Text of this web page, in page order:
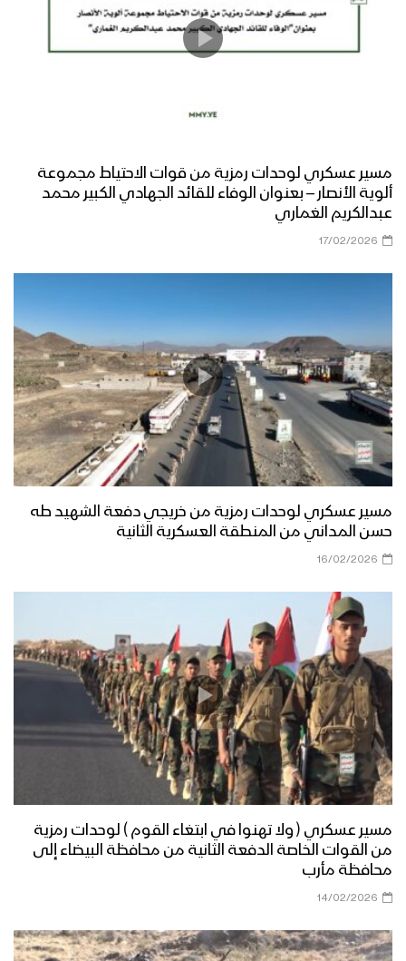
من منتسبي لواء القدس بالمنطقة
العسكرية المركزية
عسكري مهيب لوحدات رمزية من قواتها
موجز لأبرز ما جاء في العرض العسكري في
الذكرى التاسعة لثورة 21 سبتمبر
القوة الصاروخية في العرض العسكري
مناورة مولد النور العسكرية لقوات اللواء
الثامن حماية رئاسية تزامناً مع قدوم ذكرى
المولد النبوي الشريف وثورة الـ 21 من
سبتمبر
قوات الدعم والإسناد تنفذ مناورة عسكرية
بعنوان (وإن عدتم عدنا) – الجوف
مسير وعرض عسكري مهيب لوحدات من
قوات الاحتياط للمنطقة العسكرية الرابعة –
فلاشة
عرض عسكري مهيب لوحدات من قوات
الاحتياط التابعة للمنطقة العسكرية الرابعة
بمحافظة إب
مسير عسكري لوحدات من قوات الاحتياط
التابعة للمنطقة العسكرية الرابعة في
لوحدات نوعية من قوات الاحتياط للمنطقة
العسكرية الرابعة بمحافظة إب
مسير عسكري لوحدات رمزية من قوات الاحتياط مجموعة
ألوية الأنصار – بعنوان الوفاء للقائد الجهادي الكبير محمد
عبدالكريم الغماري
17/02/2026
مسير عسكري لوحدات رمزية من خريجي دفعة الشهيد طه
حسن المداني من المنطقة العسكرية الثانية
16/02/2026
مسير عسكري ( ولا تهنوا في ابتغاء القوم ) لوحدات رمزية
من القوات الخاصة الدفعة الثانية من محافظة البيضاء إلى
محافظة مأرب
14/02/2026